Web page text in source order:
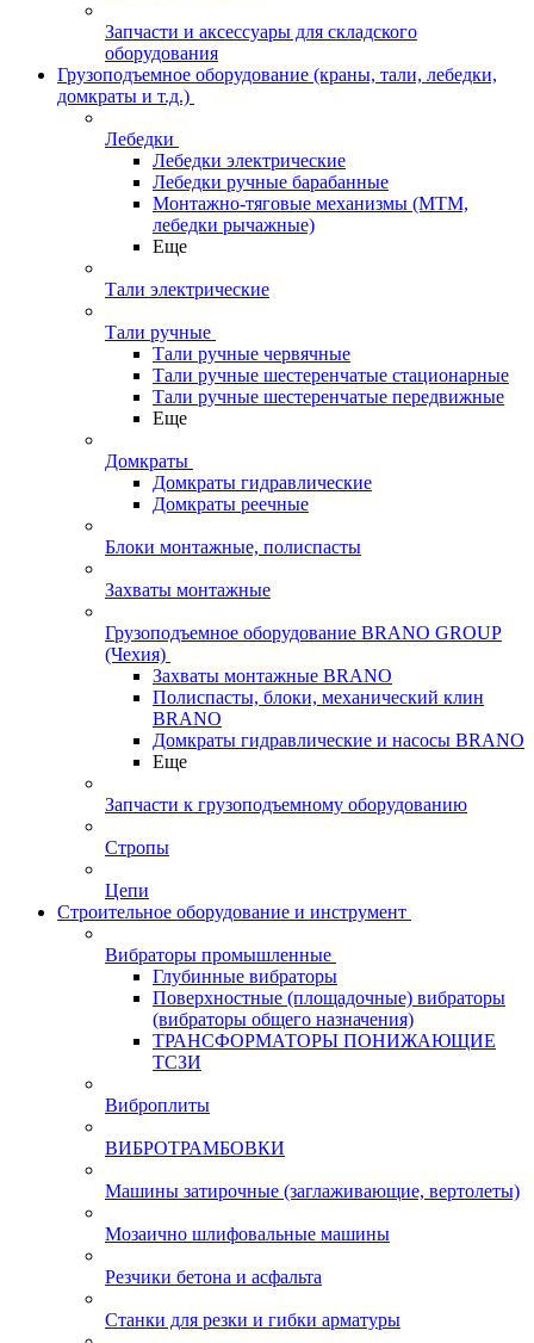
Запчасти и аксессуары для складского
оборудования
Грузоподъемное оборудование (краны, тали, лебедки,
домкраты и т.д.)
Лебедки
Лебедки электрические
Лебедки ручные барабанные
Монтажно-тяговые механизмы (МТМ,
лебедки рычажные)
Еще
Тали электрические
Тали ручные
Тали ручные червячные
Тали ручные шестеренчатые стационарные
Тали ручные шестеренчатые передвижные
Еще
Домкраты
Домкраты гидравлические
Домкраты реечные
Блоки монтажные, полиспасты
Захваты монтажные
Грузоподъемное оборудование BRANO GROUP
(Чехия)
Захваты монтажные BRANO
Полиспасты, блоки, механический клин
BRANO
Домкраты гидравлические и насосы BRANO
Еще
Запчасти к грузоподъемному оборудованию
Стропы
Цепи
Строительное оборудование и инструмент
Вибраторы промышленные
Глубинные вибраторы
Поверхностные (площадочные) вибраторы
(вибраторы общего назначения)
ТРАНСФОРМАТОРЫ ПОНИЖАЮЩИЕ
ТСЗИ
Виброплиты
ВИБРОТРАМБОВКИ
Машины затирочные (заглаживающие, вертолеты)
Мозаично шлифовальные машины
Резчики бетона и асфальта
Станки для резки и гибки арматуры